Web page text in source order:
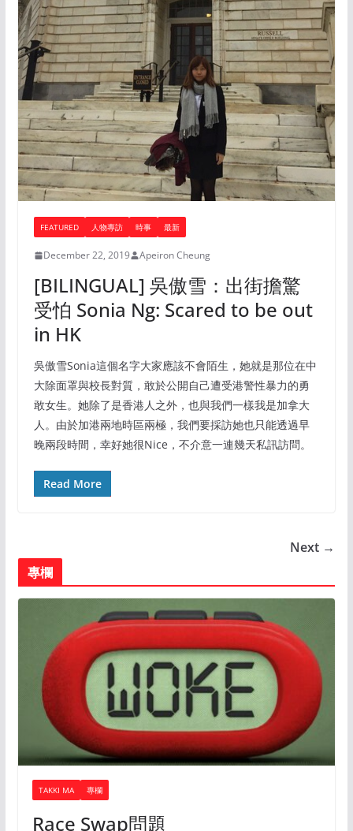
FEATURED 人物專訪 時事 最新
December 22, 2019 Apeiron Cheung
[BILINGUAL] 吳傲雪：出街擔驚
受怕 Sonia Ng: Scared to be out
in HK
吳傲雪Sonia這個名字大家應該不會陌生，她就是那位在中
大除面罩與校長對質，敢於公開自己遭受港警性暴力的勇
敢女生。她除了是香港人之外，也與我們一樣我是加拿大
人。由於加港兩地時區兩極，我們要採訪她也只能透過早
晚兩段時間，幸好她很Nice，不介意一連幾天私訊訪問。
Read More
Next →
專欄
TAKKI MA 專欄
Race Swap問題